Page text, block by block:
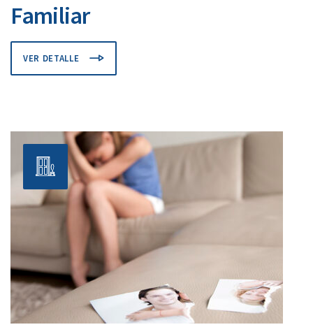
Familiar
VER DETALLE